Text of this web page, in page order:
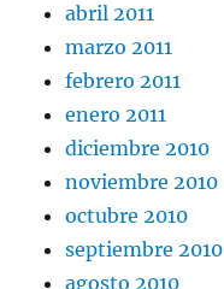
abril 2011
marzo 2011
febrero 2011
enero 2011
diciembre 2010
noviembre 2010
octubre 2010
septiembre 2010
agosto 2010